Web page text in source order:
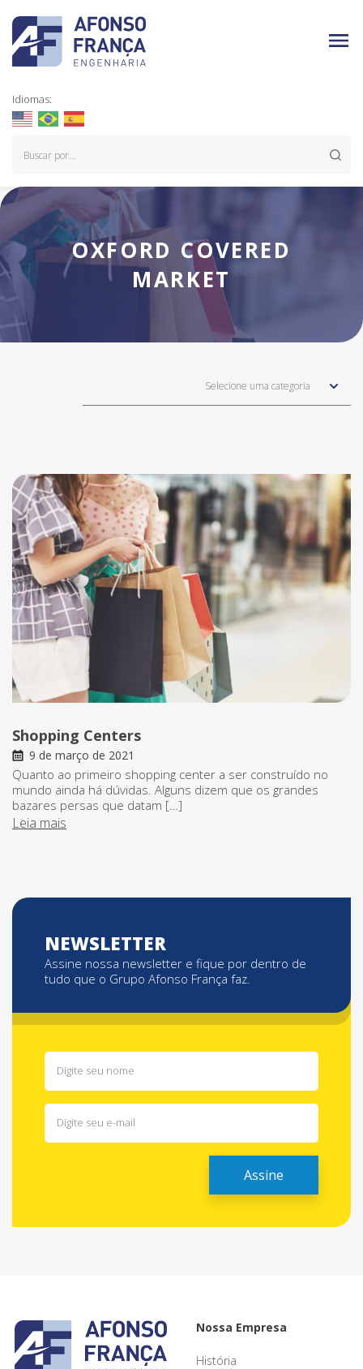
Idiomas:
OXFORD COVERED
MARKET
Selecione uma categoria
Shopping Centers
9 de março de 2021
Quanto ao primeiro shopping center a ser construído no
mundo ainda há dúvidas. Alguns dizem que os grandes
bazares persas que datam […]
Leia mais
NEWSLETTER
Assine nossa newsletter e fique por dentro de
tudo que o Grupo Afonso França faz.
Nossa Empresa
História